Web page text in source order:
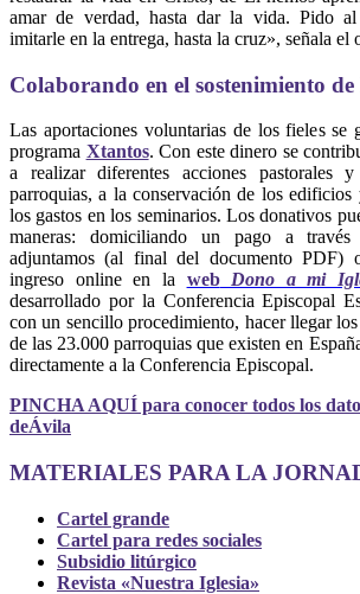
amar de verdad, hasta dar la vida. Pido al
imitarle en la entrega, hasta la cruz», señala el
Colaborando en el sostenimiento de
Las aportaciones voluntarias de los fieles se
programa Xtantos. Con este dinero se
a realizar diferentes acciones pastorales
parroquias, a la conservación de los
los gastos en los seminarios. Los donativos
maneras: domiciliando un pago a
adjuntamos (al final del documento PDF)
ingreso online en la webDono a mi
desarrollado por la Conferencia Episcopal
con un sencillo procedimiento, hacer llegar
de las 23.000 parroquias que existen en
directamente a la Conferencia Episcopal.
PINCHA AQUÍ para conocer todos los
deÁvila
MATERIALES PARA LA
Cartel grande
Cartel para redes sociales
Subsidio litúrgico
Revista «Nuestra Iglesia»